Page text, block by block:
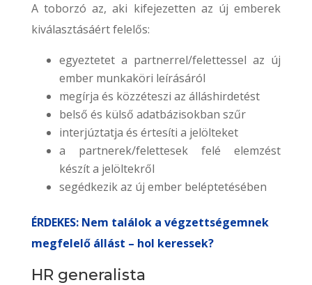
A toborzó az, aki kifejezetten az új emberek
kiválasztásáért felelős:
egyeztetet a partnerrel/felettessel az új
ember munkaköri leírásáról
megírja és közzéteszi az álláshirdetést
belső és külső adatbázisokban szűr
interjúztatja és értesíti a jelölteket
a partnerek/felettesek felé elemzést
készít a jelöltekről
segédkezik az új ember beléptetésében
ÉRDEKES: Nem találok a végzettségemnek
megfelelő állást – hol keressek?
HR generalista